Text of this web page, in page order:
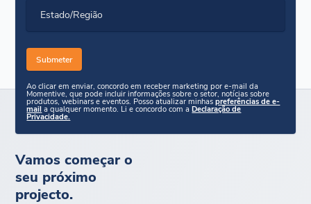
Estado/Região
Ao clicar em enviar, concordo em receber marketing por e-mail da
Momentive, que pode incluir informações sobre o setor, notícias sobre
produtos, webinars e eventos. Posso atualizar minhaspreferências de e-
mail a qualquer momento. Li e concordo com aDeclaração de
Privacidade.
Vamos começar o
seu próximo
projecto.